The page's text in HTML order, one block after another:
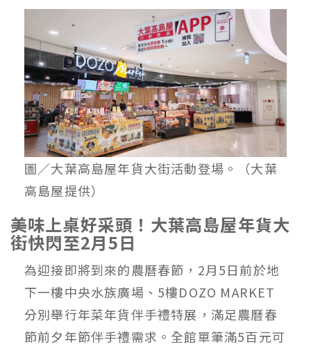
圖／大葉高島屋年貨大街活動登場。（大葉
高島屋提供）
美味上桌好采頭！大葉高島屋年貨大
街快閃至2月5日
為迎接即將到來的農曆春節，2月5日前於地
下一樓中央水族廣場、5樓DOZO MARKET
分別舉行年菜年貨伴手禮特展，滿足農曆春
節前夕年節伴手禮需求。全館單筆滿5百元可